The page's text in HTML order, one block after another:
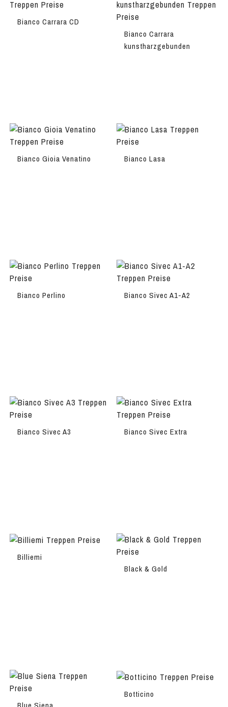
Bianco Carrara CD
Bianco Carrara
kunstharzgebunden
Bianco Gioia Venatino Bianco Lasa
Bianco Perlino Bianco Sivec A1-A2
Bianco Sivec A3 Bianco Sivec Extra
Billiemi
Black & Gold
Botticino